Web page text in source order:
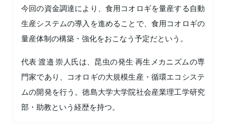
今回の資金調達により、食用コオロギを量産する自動
生産システムの導入を進めることで、食用コオロギの
量産体制の構築・強化をおこなう予定だという。
代表 渡邉 崇人氏は、昆虫の発生·再生メカニズムの専
門家であり、コオロギの大規模生産・循環エコシステ
ムの開発を行う。徳島大学大学院社会産業理工学研究
部・助教という経歴を持つ。